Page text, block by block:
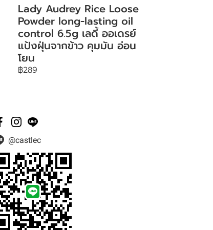
Lady Audrey Rice Loose
Powder long-lasting oil
control 6.5g เลดี้ ออเดรย์
แป้งฝุ่นจากข้าว คุมมัน อ่อน
โยน
฿289
@castlec